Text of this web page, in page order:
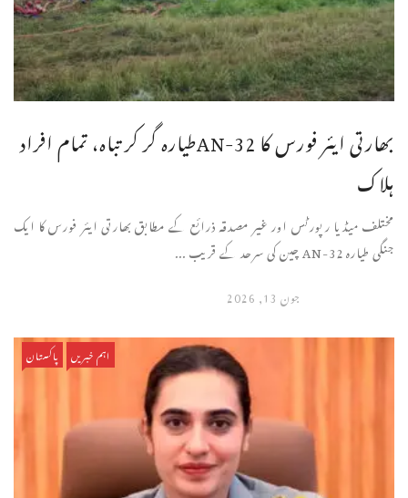
بھارتی ایئر فورس کا AN-32طیارہ گر کر تباہ، تمام افراد
ہلاک
مختلف میڈیا رپورٹس اور غیر مصدقہ ذرائع کے مطابق بھارتی ایئر فورس کا ایک
جنگی طیارہ AN-32 چین کی سرحد کے قریب ...
جون 13, 2026
اہم خبریں پاکستان